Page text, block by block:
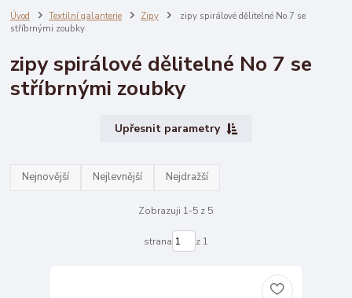
Úvod Textilní galanterie Zipy
zipy spirálové dělitelné No 7 se
stříbrnými zoubky
zipy spirálové dělitelné No 7 se
stříbrnými zoubky
Upřesnit parametry
Nejnovější Nejlevnější Nejdražší
Zobrazuji 1-5 z 5
strana z 1